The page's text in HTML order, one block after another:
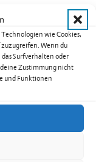
wie Cookies,
Wenn du
Surfverhalten oder
deine Zustimmung nicht
und Funktionen